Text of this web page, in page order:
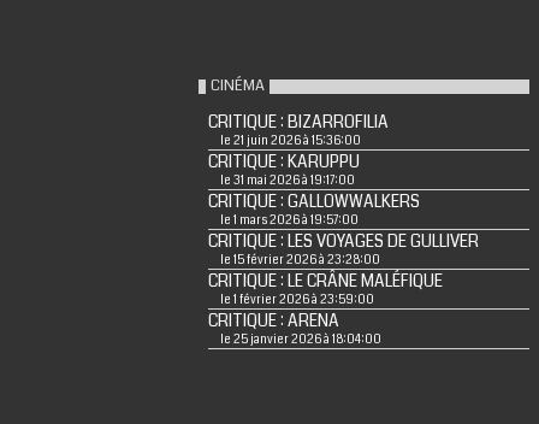
CINÉMA
CRITIQUE : BIZARROFILIA
le 21 juin 2026 à 15:36:00
CRITIQUE : KARUPPU
le 31 mai 2026 à 19:17:00
CRITIQUE : GALLOWWALKERS
le 1 mars 2026 à 19:57:00
CRITIQUE : LES VOYAGES DE GULLIVER
le 15 février 2026 à 23:28:00
CRITIQUE : LE CRÂNE MALÉFIQUE
le 1 février 2026 à 23:59:00
CRITIQUE : ARENA
le 25 janvier 2026 à 18:04:00